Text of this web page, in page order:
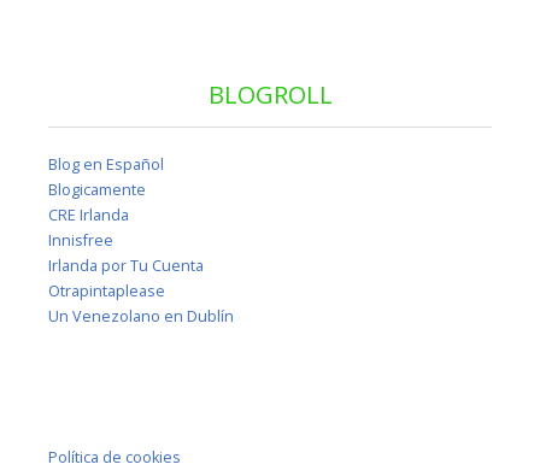
BLOGROLL
Blog en Español
Blogicamente
CRE Irlanda
Innisfree
Irlanda por Tu Cuenta
Otrapintaplease
Un Venezolano en Dublín
Política de cookies